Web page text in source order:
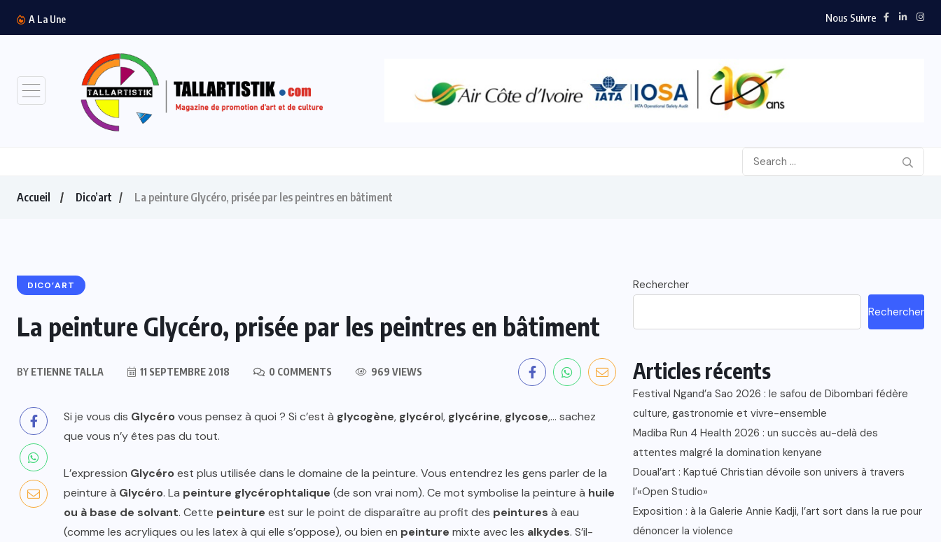
A La Une Nous Suivre
Accueil Dico’art La peinture Glycéro, prisée par les peintres en bâtiment
DICO’ART
La peinture Glycéro, prisée par les peintres en bâtiment
BY ETIENNE TALLA 11 SEPTEMBRE 2018 0 COMMENTS 969 VIEWS
Si je vous dis Glycérovous pensez à quoi ? Si c’est à glycogène, glycérol, glycérine, glycose,… sachez
que vous n’y êtes pas du tout.
L’expression Glycéroest plus utilisée dans le domaine de la peinture. Vous entendrez les gens parler de la
peinture à Glycéro. La peinture glycérophtalique (de son vrai nom). Ce mot symbolise la peinture à huile
ou à base de solvant. Cette peinture est sur le point de disparaître au profit des peintures à eau
(comme les acryliques ou les latex à qui elle s’oppose), ou bien en peinture mixte avec les alkydes. S’il-
Rechercher
Rechercher
Articles récents
Festival Ngand’a Sao 2026 : le safou de Dibombari fédère
culture, gastronomie et vivre-ensemble
Madiba Run 4 Health 2026 : un succès au-delà des
attentes malgré la domination kenyane
Doual’art : Kaptué Christian dévoile son univers à travers
l’«Open Studio»
Exposition : à la Galerie Annie Kadji, l’art sort dans la rue pour
dénoncer la violence